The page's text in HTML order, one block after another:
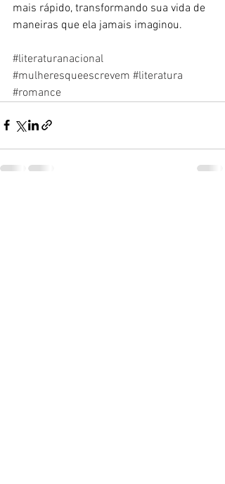
mais rápido, transformando sua vida de
maneiras que ela jamais imaginou.
#literaturanacional
#mulheresqueescrevem #literatura
#romance